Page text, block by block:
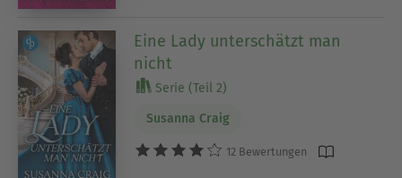
Eine Lady unterschätzt man
nicht
Serie (Teil 2)
Susanna Craig
12 Bewertungen